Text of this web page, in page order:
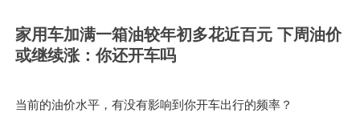
家用车加满一箱油较年初多花近百元 下周油价
或继续涨：你还开车吗
当前的油价水平，有没有影响到你开车出行的频率？